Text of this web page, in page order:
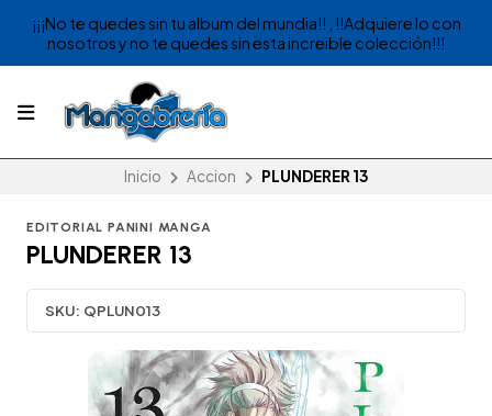
¡¡¡No te quedes sin tu album del mundia!! , !!Adquiere lo con
nosotros y no te quedes sin esta increible colección!!!
Inicio Accion PLUNDERER 13
EDITORIAL PANINI MANGA
PLUNDERER 13
SKU: QPLUN013